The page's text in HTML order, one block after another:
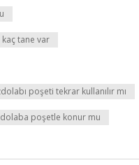
tane var
poşeti tekrar kullanılır mı
poşetle konur mu